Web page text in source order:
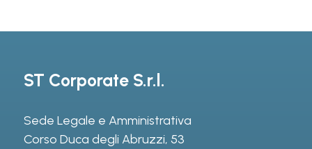
ST Corporate S.r.l.
Sede Legale e Amministrativa
Corso Duca degli Abruzzi, 53